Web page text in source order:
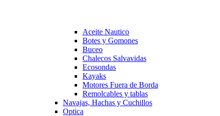
Aceite Nautico
Botes y Gomones
Buceo
Chalecos Salvavidas
Ecosondas
Kayaks
Motores Fuera de Borda
Remolcables y tablas
Navajas, Hachas y Cuchillos
Optica